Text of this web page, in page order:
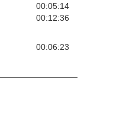
00:05:14
00:12:36
00:06:23